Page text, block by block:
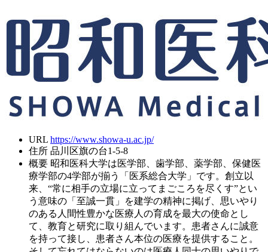
URL https://www.showa-u.ac.jp/
住所 品川区旗の台1-5-8
概要 昭和医科大学は医学部、歯学部、薬学部、保健医
療学部の4学部が揃う「医系総合大学」です。創立以
来、“常に相手の立場に立ってまごころを尽くす”とい
う意味の「至誠一貫」を建学の精神に掲げ、思いやり
のある人間性豊かな医療人の育成を最大の使命とし
て、教育と研究に取り組んでいます。患者さんに誠意
を持って接し、患者さん本位の医療を提供すること。